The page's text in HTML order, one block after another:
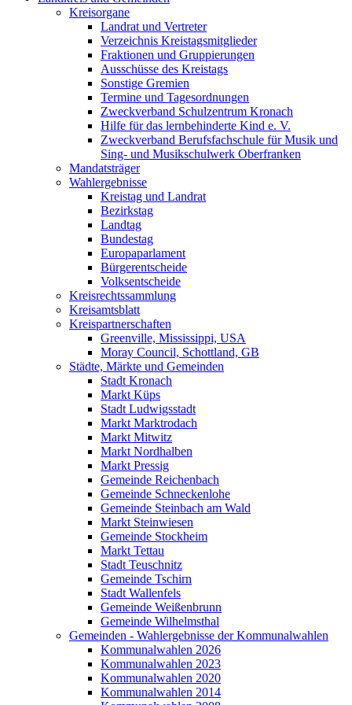
Kreisorgane
Landrat und Vertreter
Verzeichnis Kreistagsmitglieder
Fraktionen und Gruppierungen
Ausschüsse des Kreistags
Sonstige Gremien
Termine und Tagesordnungen
Zweckverband Schulzentrum Kronach
Hilfe für das lernbehinderte Kind e. V.
Zweckverband Berufsfachschule für Musik und
Sing- und Musikschulwerk Oberfranken
Mandatsträger
Wahlergebnisse
Kreistag und Landrat
Bezirkstag
Landtag
Bundestag
Europaparlament
Bürgerentscheide
Volksentscheide
Kreisrechtssammlung
Kreisamtsblatt
Kreispartnerschaften
Greenville, Mississippi, USA
Moray Council, Schottland, GB
Städte, Märkte und Gemeinden
Stadt Kronach
Markt Küps
Stadt Ludwigsstadt
Markt Marktrodach
Markt Mitwitz
Markt Nordhalben
Markt Pressig
Gemeinde Reichenbach
Gemeinde Schneckenlohe
Gemeinde Steinbach am Wald
Markt Steinwiesen
Gemeinde Stockheim
Markt Tettau
Stadt Teuschnitz
Gemeinde Tschirn
Stadt Wallenfels
Gemeinde Weißenbrunn
Gemeinde Wilhelmsthal
Gemeinden - Wahlergebnisse der Kommunalwahlen
Kommunalwahlen 2026
Kommunalwahlen 2023
Kommunalwahlen 2020
Kommunalwahlen 2014